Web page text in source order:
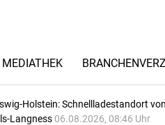
MEDIATHEK
Holstein: Schnellladestandort
Langness 06.08.2026, 08:46 Uhr